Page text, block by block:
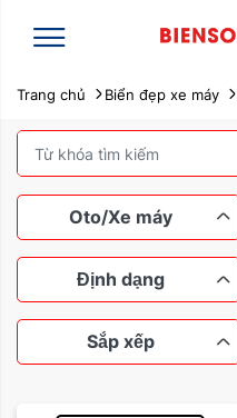
Trang chủ Biển đẹp xe máy
Oto/Xe máy
Xe máy Ô tô
Định dạng
Sắp xếp